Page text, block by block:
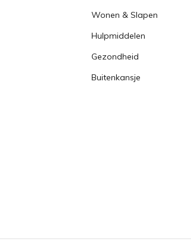
Wonen & Slapen
Hulpmiddelen
Gezondheid
Buitenkansje